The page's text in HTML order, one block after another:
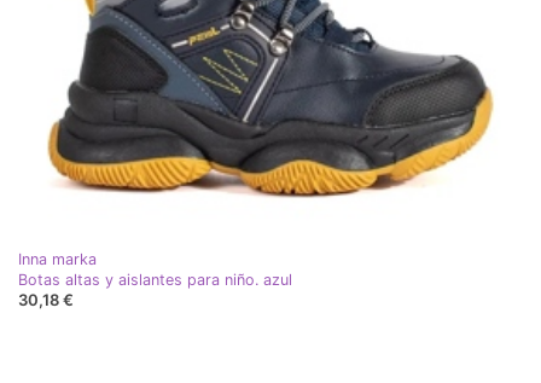
Inna marka
Botas altas y aislantes para niño. azul
30,18 €